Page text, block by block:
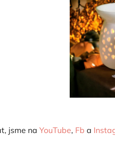
jsme na YouTube, Fb a